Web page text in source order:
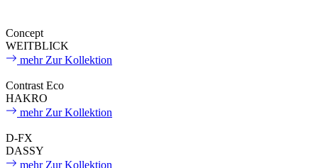
Concept
WEITBLICK
mehr Zur Kollektion
Contrast Eco
HAKRO
mehr Zur Kollektion
D-⁠FX
DASSY
mehr Zur Kollektion